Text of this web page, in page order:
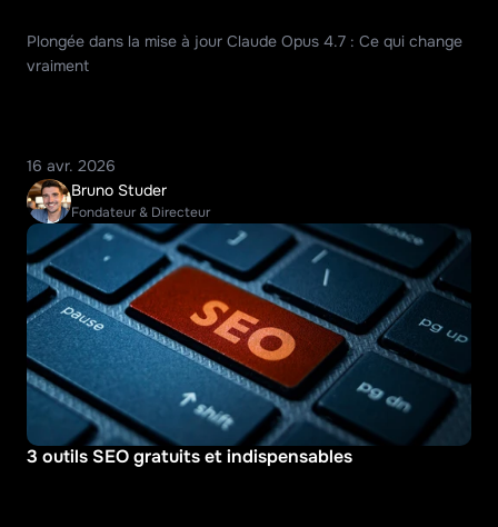
Plongée dans la mise à jour Claude Opus 4.7 : Ce qui change
vraiment
16 avr. 2026
Bruno Studer
Fondateur & Directeur
3 outils SEO gratuits et indispensables